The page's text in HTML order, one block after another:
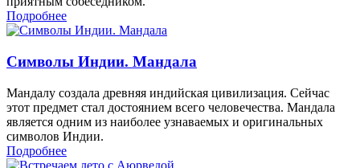
Подробнее
Символы Индии. Мандала
Мандалу создала древняя индийская цивилизация. Сейчас
этот предмет стал достоянием всего человечества. Мандала
является одним из наиболее узнаваемых и оригинальных
символов Индии.
Подробнее